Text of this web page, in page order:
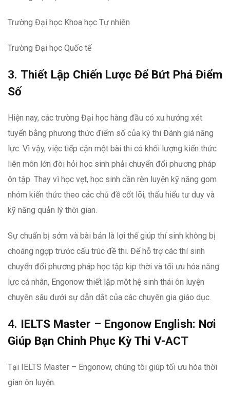
Trường Đại học Khoa học Tự nhiên
Trường Đại học Quốc tế
3. Thiết Lập Chiến Lược Để Bứt Phá Điểm
Số
Hiện nay, các trường Đại học hàng đầu có xu hướng xét
tuyển bằng phương thức điểm số của kỳ thi Đánh giá năng
lực. Vì vậy, việc tiếp cận một bài thi có khối lượng kiến thức
liên môn lớn đòi hỏi học sinh phải chuyển đổi phương pháp
ôn tập. Thay vì học vẹt, học sinh cần rèn luyện kỹ năng gom
nhóm kiến thức theo các chủ đề cốt lõi, thấu hiểu tư duy và
kỹ năng quản lý thời gian.
Sự chuẩn bị sớm và bài bản là lợi thế giúp thí sinh không bị
choáng ngợp trước cấu trúc đề thi. Để hỗ trợ các thí sinh
chuyển đổi phương pháp học tập kịp thời và tối ưu hóa năng
lực cá nhân, Engonow thiết lập một hệ sinh thái ôn luyện
chuyên sâu dưới sự dẫn dắt của các chuyên gia giáo dục.
4. IELTS Master – Engonow English: Nơi
Giúp Bạn Chinh Phục Kỳ Thi V-ACT
Tại IELTS Master – Engonow, chúng tôi giúp tối ưu hóa thời
gian ôn luyện.